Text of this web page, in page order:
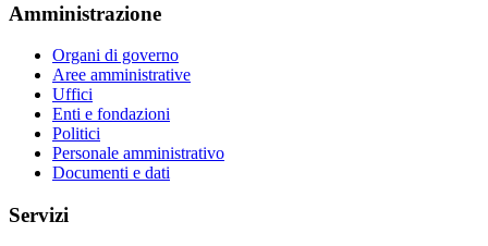
Amministrazione
Organi di governo
Aree amministrative
Uffici
Enti e fondazioni
Politici
Personale amministrativo
Documenti e dati
Servizi